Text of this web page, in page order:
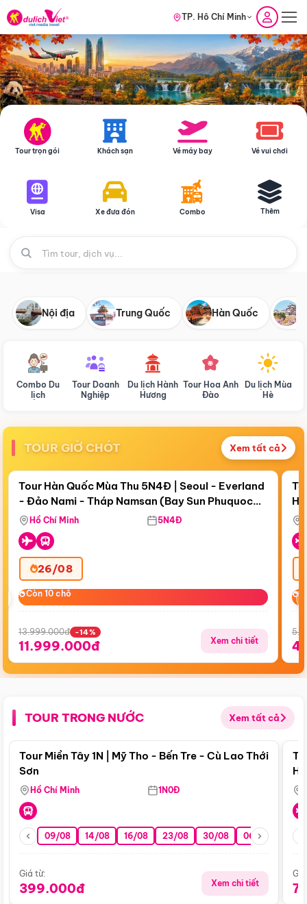
TP. Hồ Chí Minh
Tour trọn gói Khách sạn Vé máy bay Vé vui chơi
Visa Xe đưa đón Combo Thêm
Nội địa Trung Quốc Hàn Quốc
Combo Du
lịch
Tour Doanh
Nghiệp
Du lịch Hành
Hương
Tour Hoa Anh
Đào
Du lịch Mùa
Hè
TOUR GIỜ CHÓT Xem tất cả
Còn18 ngày 21:03:08
Bay Sun Phuquoc Airways
Điểm nổi bật
Tour Hàn Quốc Mùa Thu 5N4Đ | Seoul - Everland
- Đảo Nami - Tháp Namsan (Bay Sun Phuquoc
Airways)
Hồ Chí Minh 5N4Đ
26/08
Còn 10 chỗ
Còn 10 chỗ
13.999.000đ -14%
11.999.000đ Xem chi tiết
TOUR TRONG NƯỚC Xem tất cả
Điểm nổi bật
Tour Miền Tây 1N | Mỹ Tho - Bến Tre - Cù Lao Thới
Sơn
Hồ Chí Minh 1N0Đ
09/08 14/08 16/08 23/08 30/08 06/09 13/09
Giá từ:
399.000đ Xem chi tiết